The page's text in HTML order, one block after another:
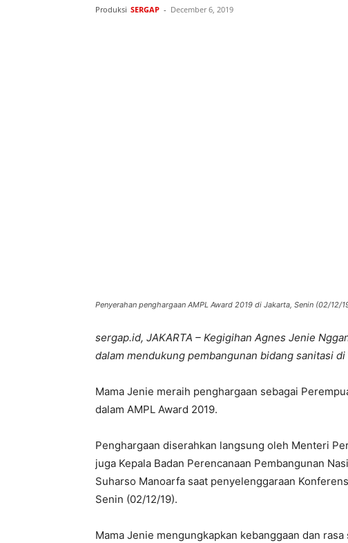
Produksi SERGAP - December 6, 2019
Penyerahan penghargaan AMPL Award 2019 di Jakarta, Senin (02/12/
sergap.id, JAKARTA – Kegigihan Agnes Jenie
dalam mendukung pembangunan bidang sanitasi
Mama Jenie meraih penghargaan sebagai
dalam AMPL Award 2019.
Penghargaan diserahkan langsung oleh Menteri
juga Kepala Badan Perencanaan Pembangunan
Suharso Manoarfa saat penyelenggaraan
Senin (02/12/19).
Mama Jenie mengungkapkan kebanggaan dan